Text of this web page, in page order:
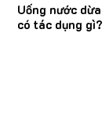
Uống nước
có tác dụng gì?